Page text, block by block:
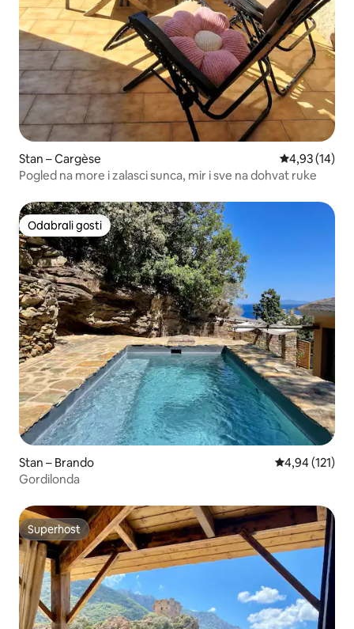
Stan – Cargèse Prosječna
4,93 (14)
Pogled na more i zalasci sunca, mir i sve na dohvat ruke
Odabrali gosti
Odabrali gosti
Stan – Brando Prosječna
4,94 (121)
Gordilonda
Superhost
Superhost